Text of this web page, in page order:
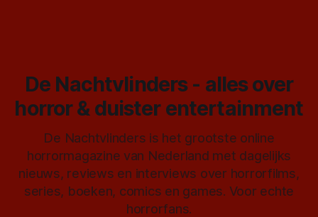
De Nachtvlinders - alles over
horror & duister entertainment
De Nachtvlinders is het grootste online
horrormagazine van Nederland met dagelijks
nieuws, reviews en interviews over horrorfilms,
series, boeken, comics en games. Voor echte
horrorfans.